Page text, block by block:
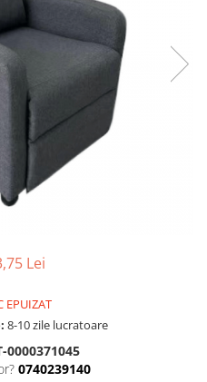
Lei
EPUIZAT
8-10 zile lucratoare
0000371045
0740239140